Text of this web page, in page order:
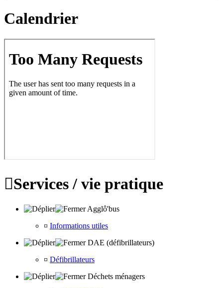
Calendrier
Services / vie pratique
Agglô'bus
¤ Informations utiles
DAE (défibrillateurs)
¤ Défibrillateurs
Déchets ménagers